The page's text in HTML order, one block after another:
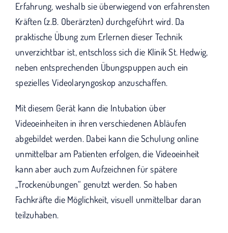
Erfahrung, weshalb sie überwiegend von erfahrensten
Kräften (z.B. Oberärzten) durchgeführt wird. Da
praktische Übung zum Erlernen dieser Technik
unverzichtbar ist, entschloss sich die Klinik St. Hedwig,
neben entsprechenden Übungspuppen auch ein
spezielles Videolaryngoskop anzuschaffen.
Mit diesem Gerät kann die Intubation über
Videoeinheiten in ihren verschiedenen Abläufen
abgebildet werden. Dabei kann die Schulung online
unmittelbar am Patienten erfolgen, die Videoeinheit
kann aber auch zum Aufzeichnen für spätere
„Trockenübungen“ genutzt werden. So haben
Fachkräfte die Möglichkeit, visuell unmittelbar daran
teilzuhaben.